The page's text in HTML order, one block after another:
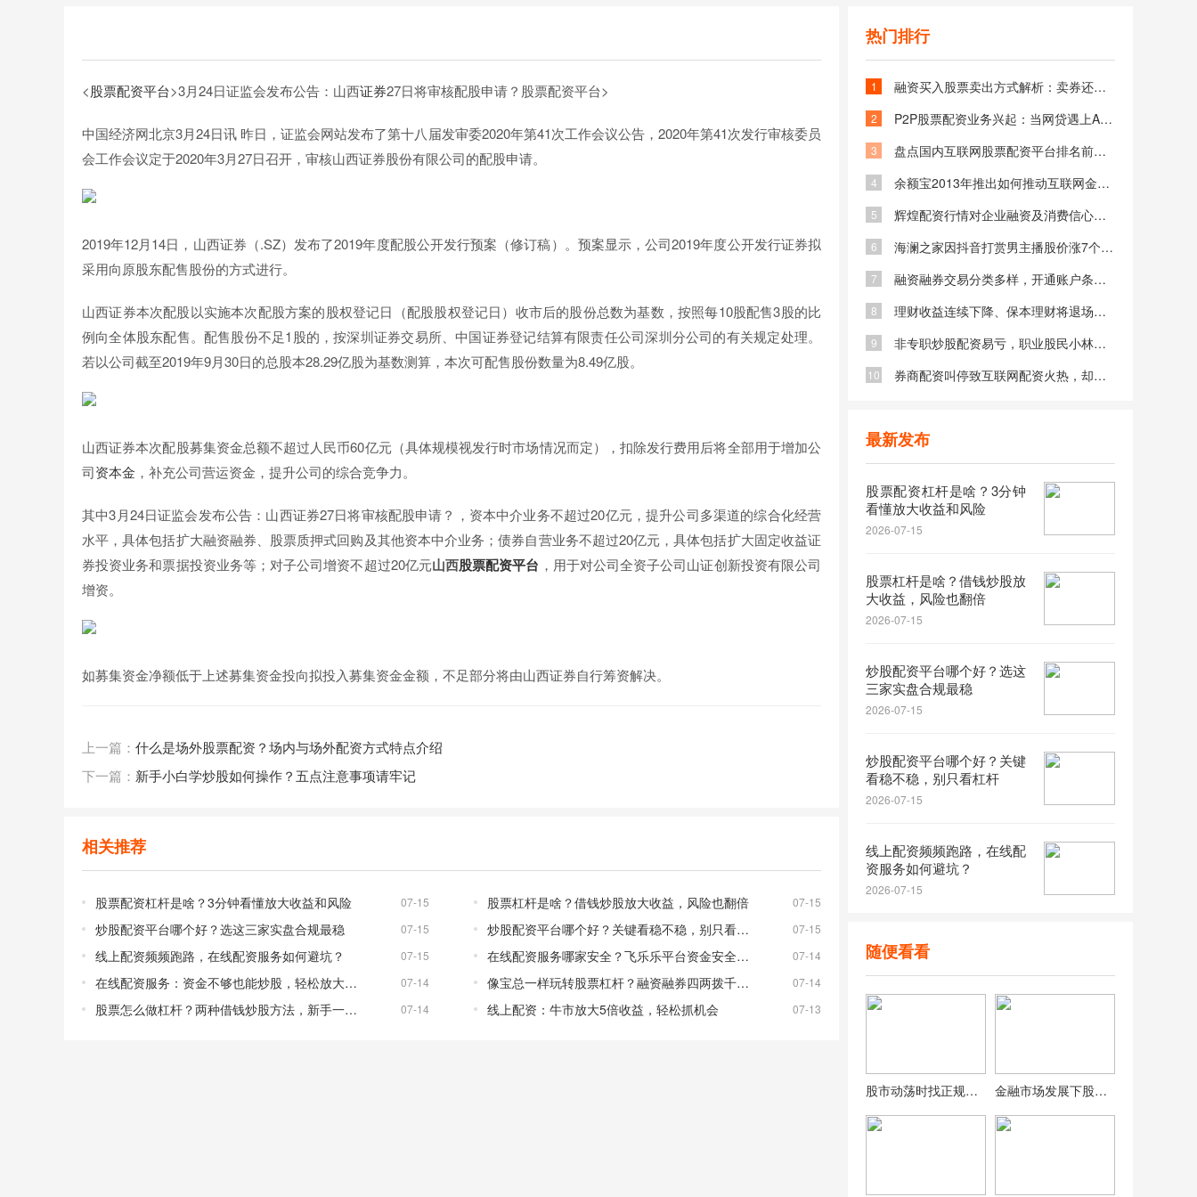
<股票配资平台>3月24日证监会发布公告：山西证券27日将审核配股申请？ 股票配资平台>
中国经济网北京3月24日讯 昨日，证监会网站发布了第十八届发审委2020年第41次工作会议公告，2020年第41次发行审核委员
会工作会议定于2020年3月27日召开，审核山西证券股份有限公司的配股申请。
2019年12月14日，山西证券（.SZ）发布了2019年度配股公开发行预案（修订稿）。预案显示，公司2019年度公开发行证券拟
采用向原股东配售股份的方式进行。
山西证券本次配股以实施本次配股方案的股权登记日（配股股权登记日）收市后的股份总数为基数，按照每10股配售3股的比
例向全体股东配售。配售股份不足1股的，按深圳证券交易所、中国证券登记结算有限责任公司深圳分公司的有关规定处理。
若以公司截至2019年9月30日的总股本28.29亿股为基数测算，本次可配售股份数量为8.49亿股。
山西证券本次配股募集资金总额不超过人民币60亿元（具体规模视发行时市场情况而定），扣除发行费用后将全部用于增加公
司资本金 ，补充公司营运资金，提升公司的综合竞争力。
其中3月24日证监会发布公告：山西证券27日将审核配股申请？，资本中介业务不超过20亿元，提升公司多渠道的综合化经营
水平，具体包括扩大融资融券、股票质押式回购及其他资本中介业务；债券自营业务不超过20亿元，具体包括扩大固定收益证
券投资业务和票据投资业务等；对子公司增资不超过20亿元山西股票配资平台 ，用于对公司全资子公司山证创新投资有限公司
增资。
如募集资金净额低于上述募集资金投向拟投入募集资金金额，不足部分将由山西证券自行筹资解决。
上一篇： 什么是场外股票配资？场内与场外配资方式特点介绍
下一篇： 新手小白学炒股如何操作？五点注意事项请牢记
相关推荐
股票配资杠杆是啥？3分钟看懂放大收益和风险 07-15 股票杠杆是啥？借钱炒股放大收益，风险也翻倍 07-15
炒股配资平台哪个好？选这三家实盘合规最稳 07-15 炒股配资平台哪个好？关键看稳不稳，别只看杠杆 07-15
线上配资频频跑路，在线配资服务如何避坑？ 07-15 在线配资服务哪家安全？飞乐乐平台资金安全效率高 07-14
在线配资服务：资金不够也能炒股，轻松放大收益 07-14 像宝总一样玩转股票杠杆？融资融券四两拨千斤的秘密 07-14
股票怎么做杠杆？两种借钱炒股方法，新手一看就懂 07-14 线上配资：牛市放大5倍收益，轻松抓机会 07-13
热门排行
1 融资买入股票卖出方式解析：卖券还款与担保物卖出的区别与选择
2 P2P股票配资业务兴起：当网贷遇上A股牛市，杠杆投资新选择
3 盘点国内互联网股票配资平台排名前五品牌：杨方配资等你了解
4 余额宝2013年推出如何推动互联网金融发展并拓宽投资渠道
5 辉煌配资行情对企业融资及消费信心的直接影响与间接影响分析
6 海澜之家因抖音打赏男主播股价涨7个点 市值增22.8亿背后原因
7 融资融券交易分类多样，开通账户条件与步骤解读
8 理财收益连续下降、保本理财将退场，手头资金何去何从
9 非专职炒股配资易亏，职业股民小林谈配资现状
10 券商配资叫停致互联网配资火热，却是高危赌博
最新发布
股票配资杠杆是啥？3分钟
看懂放大收益和风险
2026-07-15
股票杠杆是啥？借钱炒股放
大收益，风险也翻倍
2026-07-15
炒股配资平台哪个好？选这
三家实盘合规最稳
2026-07-15
炒股配资平台哪个好？关键
看稳不稳，别只看杠杆
2026-07-15
线上配资频频跑路，在线配
资服务如何避坑？
2026-07-15
随便看看
股市动荡时找正规股票配资渠道，介绍五个正规平台供参考 金融市场发展下股票配资成常见策略，选正规平台要谨慎